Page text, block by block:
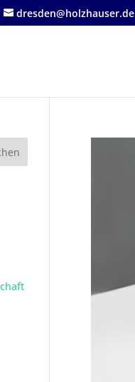
dresden@holzhauser.de